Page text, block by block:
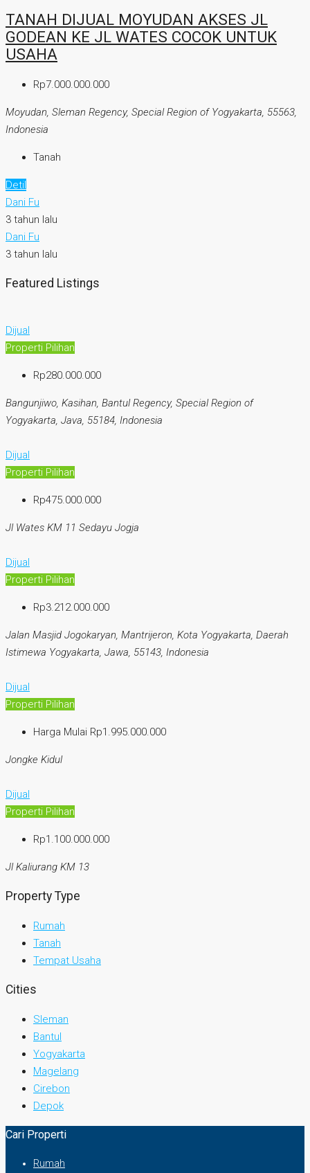
TANAH DIJUAL MOYUDAN AKSES JL
GODEAN KE JL WATES COCOK UNTUK
USAHA
Rp7.000.000.000
Moyudan, Sleman Regency, Special Region of Yogyakarta, 55563,
Indonesia
Tanah
Detil
Dani Fu
3 tahun lalu
Dani Fu
3 tahun lalu
Featured Listings
Dijual
Properti Pilihan
Rp280.000.000
Bangunjiwo, Kasihan, Bantul Regency, Special Region of
Yogyakarta, Java, 55184, Indonesia
Dijual
Properti Pilihan
Rp475.000.000
Jl Wates KM 11 Sedayu Jogja
Dijual
Properti Pilihan
Rp3.212.000.000
Jalan Masjid Jogokaryan, Mantrijeron, Kota Yogyakarta, Daerah
Istimewa Yogyakarta, Jawa, 55143, Indonesia
Dijual
Properti Pilihan
Harga Mulai Rp1.995.000.000
Jongke Kidul
Dijual
Properti Pilihan
Rp1.100.000.000
Jl Kaliurang KM 13
Property Type
Rumah
Tanah
Tempat Usaha
Cities
Sleman
Bantul
Yogyakarta
Magelang
Cirebon
Depok
Cari Properti
Rumah